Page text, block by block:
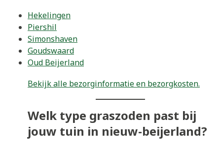
Hekelingen
Piershil
Simonshaven
Goudswaard
Oud Beijerland
Bekijk alle bezorginformatie en bezorgkosten.
Welk type graszoden past bij
jouw tuin in nieuw-beijerland?